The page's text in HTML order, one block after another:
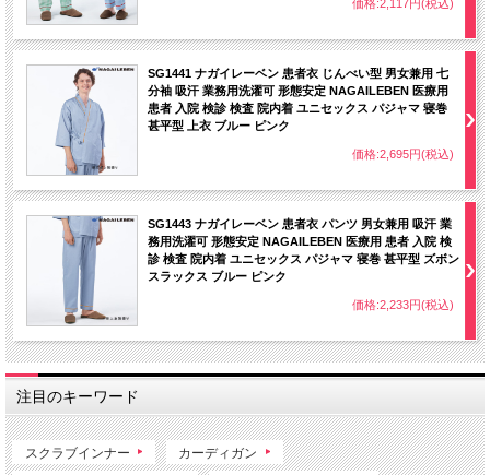
価格:2,117円(税込)
SG1441 ナガイレーベン 患者衣 じんべい型 男女兼用 七
分袖 吸汗 業務用洗濯可 形態安定 NAGAILEBEN 医療用
患者 入院 検診 検査 院内着 ユニセックス パジャマ 寝巻
甚平型 上衣 ブルー ピンク
価格:2,695円(税込)
SG1443 ナガイレーベン 患者衣 パンツ 男女兼用 吸汗 業
務用洗濯可 形態安定 NAGAILEBEN 医療用 患者 入院 検
診 検査 院内着 ユニセックス パジャマ 寝巻 甚平型 ズボン
スラックス ブルー ピンク
価格:2,233円(税込)
注目のキーワード
スクラブインナー カーディガン